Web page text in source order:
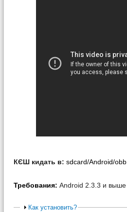
КЄШ кидать в: sdcard/Android/obb
Требования: Android 2.3.3 и выше
Как установить?